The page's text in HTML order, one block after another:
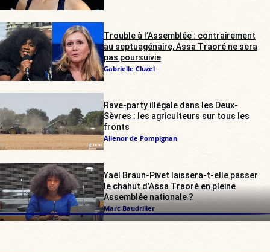
Trouble à l’Assemblée : contrairement
au septuagénaire, Assa Traoré ne sera
pas poursuivie
Gabrielle Cluzel
Rave-party illégale dans les Deux-
Sèvres : les agriculteurs sur tous les
fronts
Alienor de Pompignan
Yaël Braun-Pivet laissera-t-elle passer
le chahut d’Assa Traoré en pleine
Assemblée nationale ?
Marc Baudriller